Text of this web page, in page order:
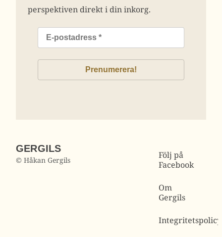
perspektiven direkt i din inkorg.
GERGILS
© Håkan Gergils
Följ på
Facebook
Om
Gergils
Integritetspolicy